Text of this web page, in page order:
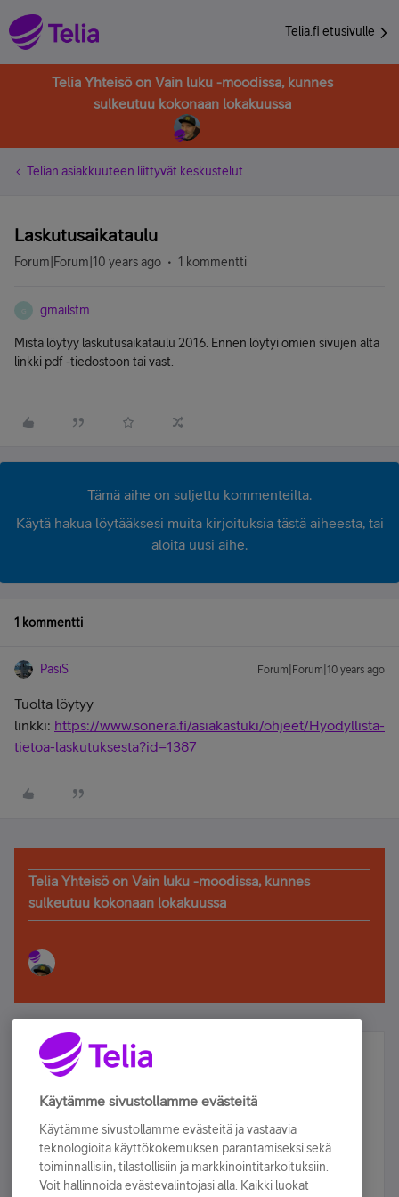
Telia.fi etusivulle
Telia Yhteisö on Vain luku -moodissa, kunnes
sulkeutuu kokonaan lokakuussa
Telian asiakkuuteen liittyvät keskustelut
Laskutusaikataulu
Forum|Forum|10 years ago 1 kommentti
gmailstm
Mistä löytyy laskutusaikataulu 2016. Ennen löytyi omien sivujen alta
linkki pdf -tiedostoon tai vast.
Tämä aihe on suljettu kommenteilta.
Käytä hakua löytääksesi muita kirjoituksia tästä aiheesta, tai
aloita uusi aihe.
1 kommentti
PasiS Forum|Forum|10 years ago
Tuolta löytyy
linkki: https://www.sonera.fi/asiakastuki/ohjeet/Hyodyllista-
tietoa-laskutuksesta?id=1387
Telia Yhteisö on Vain luku -moodissa, kunnes
sulkeutuu kokonaan lokakuussa
Älä jää paitsi – osallistu ja voita!
Tilaa Telian uutiskirje ja olet mukana arvonnassa.
sähköpostiisi.
Tilaa nyt
Käytämme sivustollamme evästeitä
Käytämme sivustollamme evästeitä ja vastaavia
teknologioita käyttökokemuksen parantamiseksi sekä
toiminnallisiin, tilastollisiin ja markkinointitarkoituksiin.
Voit hallinnoida evästevalintojasi alla. Kaikki luokat